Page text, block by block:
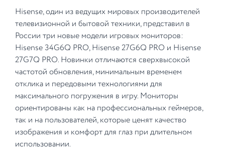
Hisense, один из ведущих мировых производителей
телевизионной и бытовой техники, представил в
России три новые модели игровых мониторов:
Hisense 34G6Q PRO, Hisense 27G6Q PRO и Hisense
27G7Q PRO. Новинки отличаются сверхвысокой
частотой обновления, минимальным временем
отклика и передовыми технологиями для
максимального погружения в игру. Мониторы
ориентированы как на профессиональных геймеров,
так и на пользователей, которые ценят качество
изображения и комфорт для глаз при длительном
использовании.